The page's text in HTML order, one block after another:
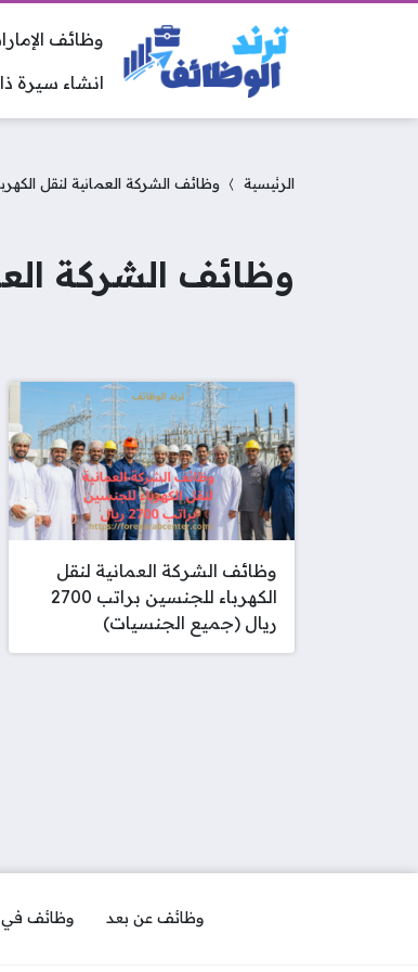
وظائف
انشاء سيرة
الرئيسية وظائف الشركة العمانية لنقل
وظائف الشركة
وظائف الشركة العمانية لنقل
الكهرباء للجنسين براتب 2700
ريال (جميع الجنسيات)
وظائف عن بعد وظائف في